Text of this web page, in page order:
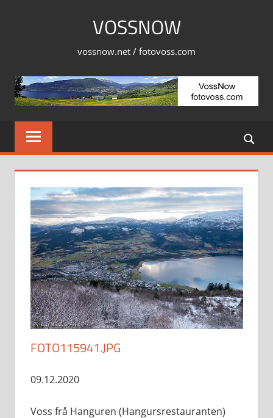
VOSSNOW
vossnow.net / fotovoss.com
FOTO115941.JPG
09.12.2020
Voss frå Hanguren (Hangursrestauranten)